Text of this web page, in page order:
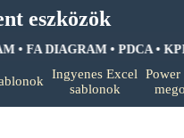
eszközök
DIAGRAM • PDCA • KPI •
▼
Ingyenes Excel
sablonok
Power